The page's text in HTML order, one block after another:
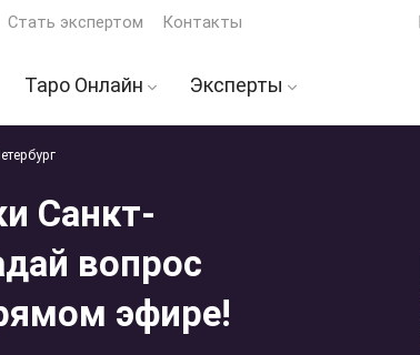
Стать экспертом Контакты
Таро Онлайн
Расклад на будущее
Расклад на ваши
чувства
Расклад на карьеру
Эксперты
Экстрасенсы
Санкт-
вопрос
эфире!